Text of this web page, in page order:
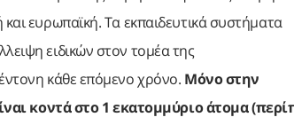
ευρωπαϊκή. Τα εκπαιδευτικά συστήματα
ειδικών στον τομέα της
κάθε επόμενο χρόνο. Μόνο στην
κοντά στο 1 εκατομμύριο άτομα